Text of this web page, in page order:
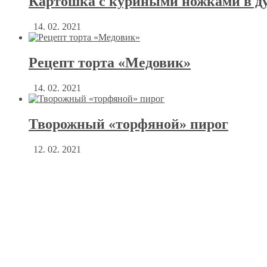
14. 02. 2021
Рецепт торта «Медовик»
14. 02. 2021
Творожный «торфяной» пирог
12. 02. 2021